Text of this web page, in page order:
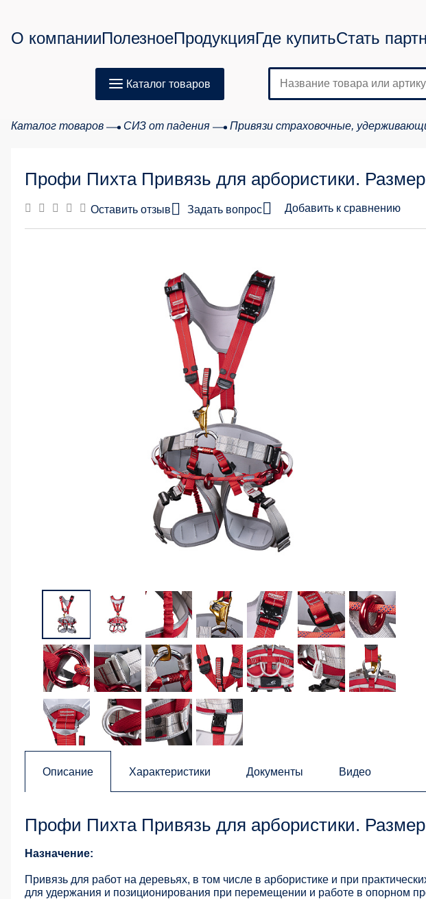
О компанииПолезноеПродукцияГде купитьСтать
Каталог товаров
Каталог товаров СИЗ от падения Привязи страховочные,
Профи Пихта Привязь для арбористики.
Оставить отзыв Задать вопрос Добавить к сравнению
Описание Характеристики Документы Видео
Профи Пихта Привязь для арбористики.
Назначение:
Привязь для работ на деревьях, в том числе в арбористике и при
для удержания и позиционирования при перемещении и работе в опорном